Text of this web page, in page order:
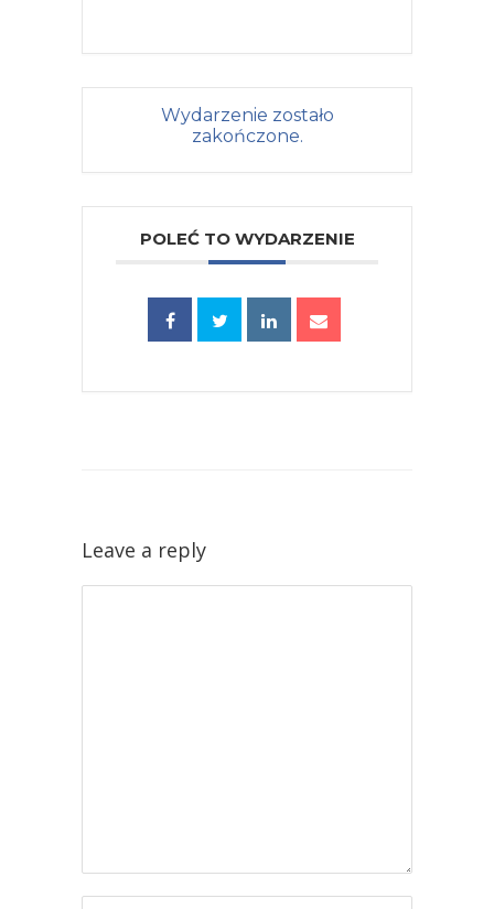
Wydarzenie zostało
zakończone.
POLEĆ TO WYDARZENIE
Leave a reply